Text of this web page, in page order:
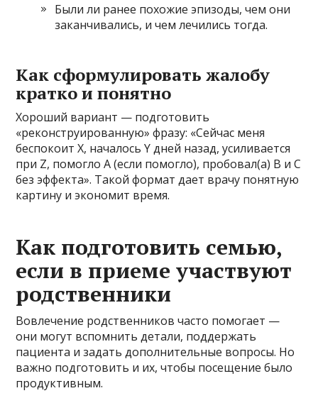
Были ли ранее похожие эпизоды, чем они
заканчивались, и чем лечились тогда.
Как сформулировать жалобу
кратко и понятно
Хороший вариант — подготовить
«реконструированную» фразу: «Сейчас меня
беспокоит X, началось Y дней назад, усиливается
при Z, помогло A (если помогло), пробовал(а) B и C
без эффекта». Такой формат дает врачу понятную
картину и экономит время.
Как подготовить семью,
если в приеме участвуют
родственники
Вовлечение родственников часто помогает —
они могут вспомнить детали, поддержать
пациента и задать дополнительные вопросы. Но
важно подготовить и их, чтобы посещение было
продуктивным.